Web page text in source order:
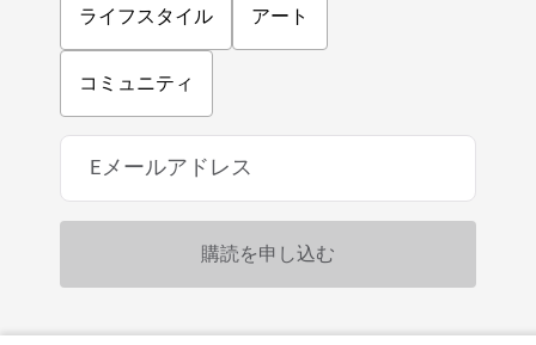
ライフスタイル アート
コミュニティ